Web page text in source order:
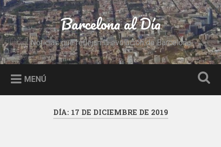
Saltar
al
contenido
Buscar Barcelona al Día
Noticias que reflejan la evolución de Barcelona
MENÚ
DÍA: 17 DE DICIEMBRE DE 2019